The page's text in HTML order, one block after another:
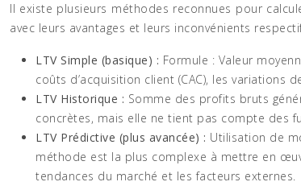
Il existe plusieurs méthodes reconnues pour
avec leurs avantages et leurs inconvénients
LTV Simple (basique) : Formule : Valeur
coûts d’acquisition client (CAC), les
LTV Historique : Somme des profits bruts
concrètes, mais elle ne tient pas compte des
LTV Prédictive (plus avancée) : Utilisation de
méthode est la plus complexe à mettre en
tendances du marché et les facteurs externes.